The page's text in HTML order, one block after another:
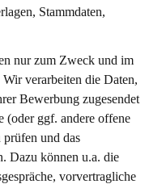
Stammdaten,
nur zum Zweck und im
verarbeiten die Daten,
Bewerbung zugesendet
(oder ggf. andere offene
prüfen und das
Dazu können u.a. die
vorvertragliche